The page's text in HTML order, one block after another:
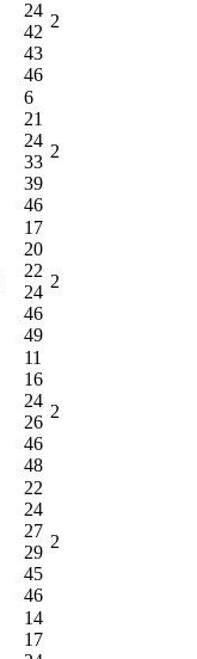
24
42
43
46
2
6
21
24
33
39
46
2
17
20
22
24
46
49
2
11
16
24
26
46
48
2
22
24
27
29
45
46
2
14
17